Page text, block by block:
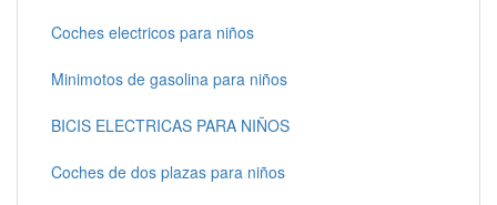
Coches electricos para niños
Minimotos de gasolina para niños
BICIS ELECTRICAS PARA NIÑOS
Coches de dos plazas para niños